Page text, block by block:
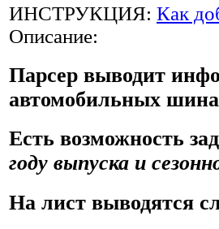
ИНСТРУКЦИЯ: Как
Описание:
Парсер выводит
автомобильных
Есть возможность
году выпуска и
На лист выводятся